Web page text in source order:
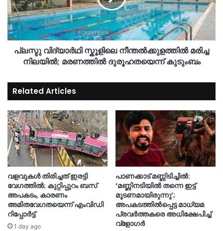
പ്ലസ്ടു വിദ്യാർഥി സ്കൂളിലെ നീന്തൽക്കുളത്തിൽ മരിച്ച
നിലയിൽ; മരണത്തിൽ ദുരൂഹതയെന്ന് കുടുംബം
Related Articles
വളവുകൾ തിരിച്ചത് ഇരട്ടി
വേഗത്തിൽ; കുറ്റിപ്പുറം ബസ്
അപകടം, കാരണം
അമിതവേഗതയെന്ന് എംവിഡി
റിപ്പോർട്ട്
1 day ago
പാണക്കാട് മണ്ണിടിച്ചിൽ:
‘മണ്ണിനടിയില്‍ തന്നെ ഇട്ട്
മൂടണമായിരുന്നു’;
അപകടത്തില്‍പ്പെട്ട മാധ്യമ
പ്രവര്‍ത്തകരെ അധിക്ഷേപിച്ച്
വ്ളോഗർ